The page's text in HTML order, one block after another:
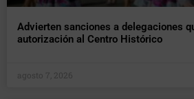
Advierten sanciones a delegaciones
autorización al Centro Histórico
agosto 7, 2026